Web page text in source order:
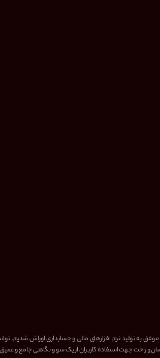
به تولید نرم افزارهای مالی و حسابداری اوراش شدیم.
و راحت جهت استفاده کاربران از یک سو و نگاهی جامع و